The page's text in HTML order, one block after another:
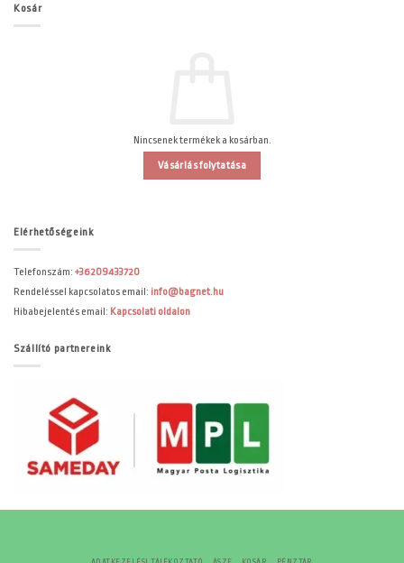
Kosár
Nincsenek termékek a kosárban.
Vásárlás folytatása
Elérhetőségeink
Telefonszám: +36209433720
Rendeléssel kapcsolatos email: info@bagnet.hu
Hibabejelentés email: Kapcsolati oldalon
Szállító partnereink